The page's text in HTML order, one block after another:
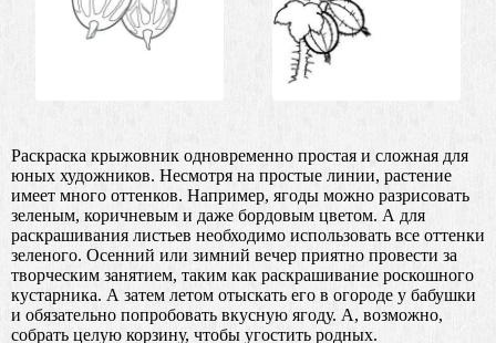
Раскраска крыжовник одновременно простая и сложная для
юных художников. Несмотря на простые линии, растение
имеет много оттенков. Например, ягоды можно разрисовать
зеленым, коричневым и даже бордовым цветом. А для
раскрашивания листьев необходимо использовать все оттенки
зеленого. Осенний или зимний вечер приятно провести за
творческим занятием, таким как раскрашивание роскошного
кустарника. А затем летом отыскать его в огороде у бабушки
и обязательно попробовать вкусную ягоду. А, возможно,
собрать целую корзину, чтобы угостить родных.